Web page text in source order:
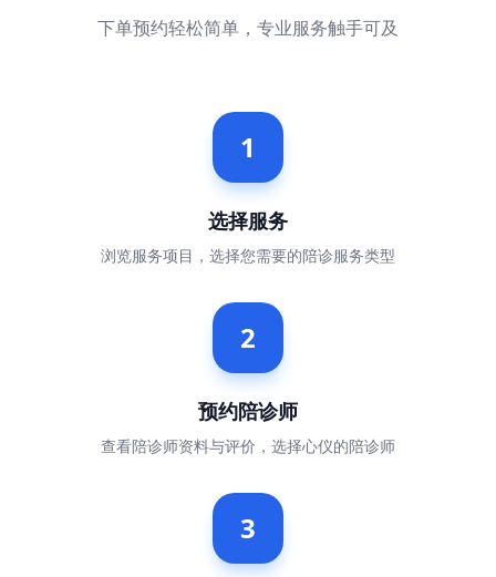
下单预约轻松简单，专业服务触手可及
1
选择服务
浏览服务项目，选择您需要的陪诊服务类型
2
预约陪诊师
查看陪诊师资料与评价，选择心仪的陪诊师
3